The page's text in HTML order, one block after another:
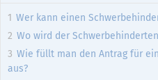
Wer kann einen
Wo wird der
Wie füllt man den Antrag für
aus?